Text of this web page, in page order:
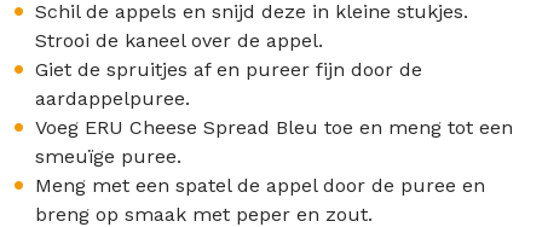
Schil de appels en snijd deze in kleine stukjes.
Strooi de kaneel over de appel.
Giet de spruitjes af en pureer fijn door de
aardappelpuree.
Voeg ERU Cheese Spread Bleu toe en meng tot een
smeuïge puree.
Meng met een spatel de appel door de puree en
breng op smaak met peper en zout.